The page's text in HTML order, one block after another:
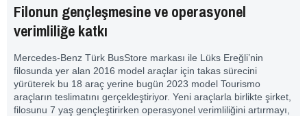
Filonun gençleşmesine ve operasyonel
verimliliğe katkı
Mercedes-Benz Türk BusStore markası ile Lüks Ereğli’nin
filosunda yer alan 2016 model araçlar için takas sürecini
yürüterek bu 18 araç yerine bugün 2023 model Tourismo
araçların teslimatını gerçekleştiriyor. Yeni araçlarla birlikte şirket,
filosunu 7 yaş gençleştirirken operasyonel verimliliğini artırmayı,